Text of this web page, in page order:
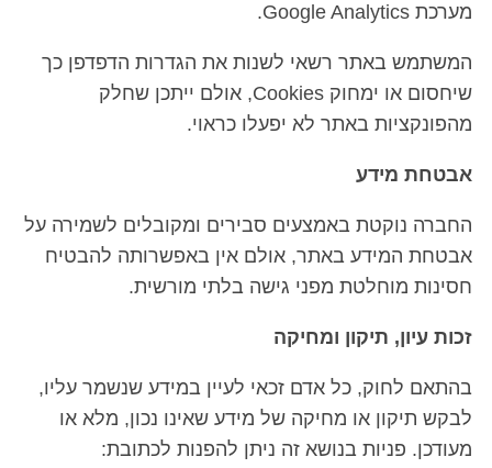
מערכת Google Analytics.
המשתמש באתר רשאי לשנות את הגדרות הדפדפן כך
שיחסום או ימחוק Cookies, אולם ייתכן שחלק
מהפונקציות באתר לא יפעלו כראוי.
אבטחת מידע
החברה נוקטת באמצעים סבירים ומקובלים לשמירה על
אבטחת המידע באתר, אולם אין באפשרותה להבטיח
חסינות מוחלטת מפני גישה בלתי מורשית.
זכות עיון, תיקון ומחיקה
בהתאם לחוק, כל אדם זכאי לעיין במידע שנשמר עליו,
לבקש תיקון או מחיקה של מידע שאינו נכון, מלא או
מעודכן. פניות בנושא זה ניתן להפנות לכתובת: